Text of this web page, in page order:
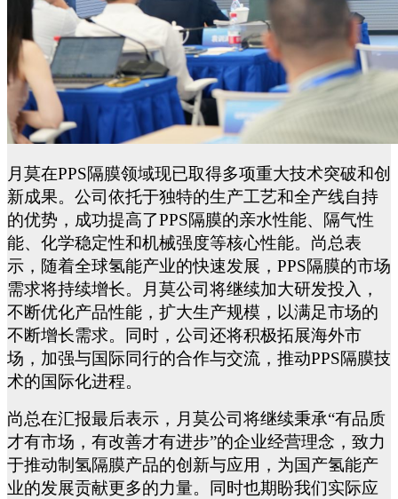
月莫在PPS隔膜领域现已取得多项重大技术突破和创
新成果。公司依托于独特的生产工艺和全产线自持
的优势 ，成功提高了PPS隔膜的亲水性能、 隔气性
能、 化学稳定性和机械强度等核心性能。尚总表
示，随着全球氢能产业的快速发展， PPS隔膜的市场
需求将持续增长。月莫公司将继续加大研发投入，
不断优化产品性能，扩大生产规模，以满足市场的
不断增长需求。同时，公司还将积极拓展海外市
场，加强与国际同行的合作与交流，推动PPS隔膜技
术的国际化进程。
尚总在汇报最后表示，月莫公司将继续秉承“有品质
才有市场，有改善才有进步”的企业经营理念 ，致力
于推动制氢隔膜产品的创新与应用，为国产氢能产
业的发展贡献更多的力量。
同时也期盼我们实际应